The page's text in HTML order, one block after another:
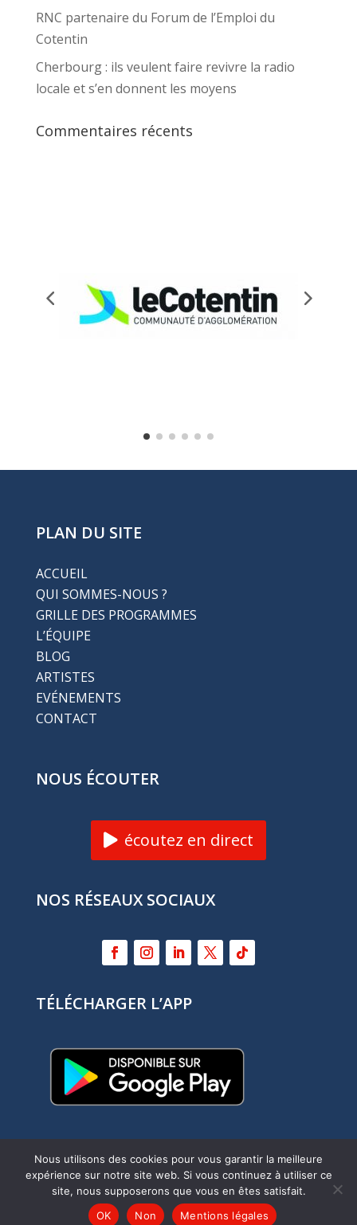
RNC partenaire du Forum de l’Emploi du
Cotentin
Cherbourg : ils veulent faire revivre la radio
locale et s’en donnent les moyens
Commentaires récents
PLAN DU SITE
ACCUEIL
QUI SOMMES-NOUS ?
GRILLE DES PROGRAMMES
L’ÉQUIPE
BLOG
ARTISTES
EVÉNEMENTS
CONTACT
NOUS ÉCOUTER
écoutez en direct
NOS RÉSEAUX SOCIAUX
TÉLÉCHARGER L’APP
Refonte site internet : Myriam Corbet
Webcommunication–Mentions légales
Nous utilisons des cookies pour vous garantir la meilleure
expérience sur notre site web. Si vous continuez à utiliser ce
site, nous supposerons que vous en êtes satisfait.
OK
Non Mentions légales